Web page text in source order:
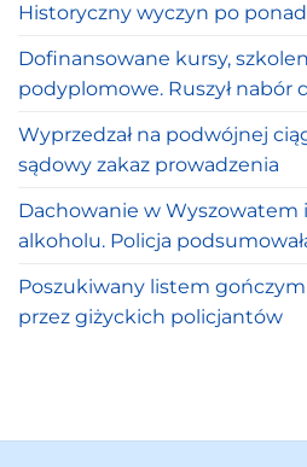
Historyczny wyczyn po
Dofinansowane kursy,
podyplomowe. Ruszył nabór
Wyprzedzał na podwójnej
sądowy zakaz prowadzenia
Dachowanie w Wyszowatem
alkoholu. Policja
Poszukiwany listem
przez giżyckich policjantów